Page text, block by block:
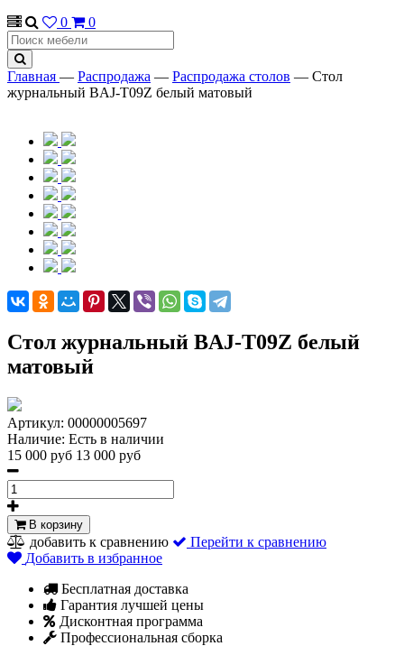
0
0
Главная — Распродажа — Распродажа столов — Стол
журнальный BAJ-T09Z белый матовый
Стол журнальный BAJ-T09Z белый
матовый
Артикул: 00000005697
Наличие: Есть в наличии
15 000 руб 13 000 руб
В корзину
добавить к сравнению
Перейти к сравнению
Добавить в избранное
Бесплатная доставка
Гарантия лучшей цены
Дисконтная программа
Профессиональная сборка